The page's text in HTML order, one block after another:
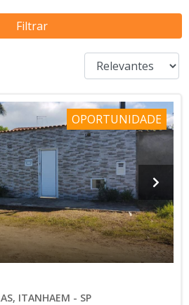
Filtrar
OPORTUNIDADE
ITANHAEM - SP